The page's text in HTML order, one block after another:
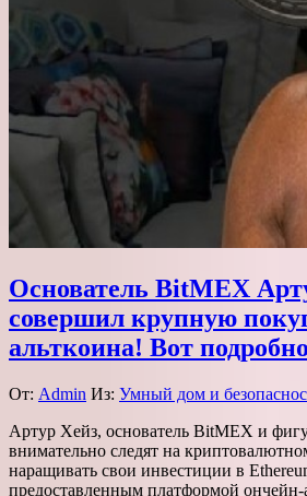
Основатель BitMEX
совершил крупную
альткоина! Вот
От: Admin Из: Умный дом и
Артур Хейз, основатель BitMEX и
внимательно следят на
наращивать свои инвестиции в
предоставленным платформой ончейн-